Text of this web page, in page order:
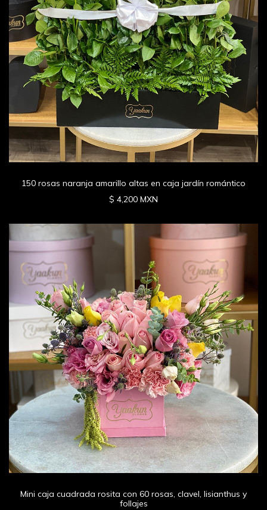
150 rosas naranja amarillo altas en caja jardín romántico
$ 4,200 MXN
Mini caja cuadrada rosita con 60 rosas, clavel, lisianthus y
follajes